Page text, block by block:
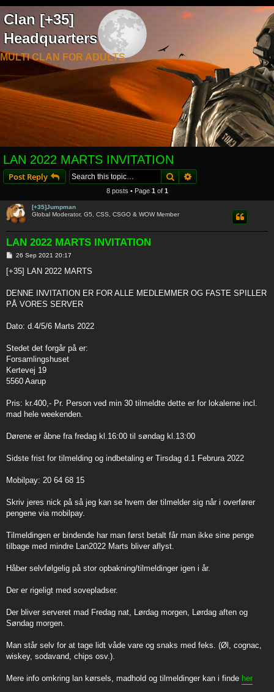
Clan [+35]
Headquarters
MULTI CLAN FOR ADULTS
LAN 2022 MARTS INVITATION
Post Reply SearchAdvanced search
8 posts • Page 1 of 1
[+35]Jumpman
Global Moderator, G5, CSS, CSGO & WOW Member
LAN 2022 MARTS INVITATION
P
s
26 Sep 2021 20:17
[+35] LAN 2022 MARTS
DENNE INVITATION ER FOR ALLE MEDLEMMER OG FASTE SPILLER
PÅ VORES SERVER
Dato: d.4/5/6 Marts 2022
Stedet det forgår på er:
Forsamlingshuset
Kertevej 19
5560 Aarup
Pris: kr.400,- Pr. Person ved min 30 tilmeldte dette er for lokalerne incl.
mad hele weekenden.
Dørene er åbne fra fredag kl.16:00 til søndag kl.13:00
Sidste frist for tilmelding og indbetaling er Tirsdag d.1 Februra 2022
Mobilpay: 20 64 68 15
Skriv jeres nick på så jeg kan se hvem der tilmelder sig når i overfører
pengene via mobilpay.
Tilmeldingen er bindende har man først betalt får man ikke sine penge
tilbage med mindre Lan2022 Marts bliver aflyst.
Håber selvfølgelig på stor opbakning/tilmeldinger igen i år.
Der er rigeligt med sovepladser.
Der bliver serveret mad Fredag nat, Lørdag morgen, Lørdag aften og
Søndag morgen.
Man står selv for at tage lidt våde vare og snaks med feks. (Øl, cognac,
wiskey, sodavand, chips osv.).
Mere info omkring lan kørsels, madhold og tilmeldinger kan i finde her